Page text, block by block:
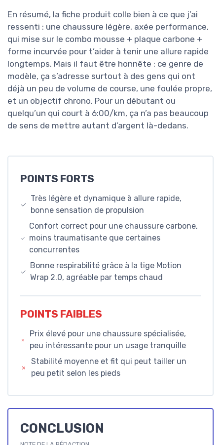
En résumé, la fiche produit colle bien à ce que j’ai
ressenti : une chaussure légère, axée performance,
qui mise sur le combo mousse + plaque carbone +
forme incurvée pour t’aider à tenir une allure rapide
longtemps. Mais il faut être honnête : ce genre de
modèle, ça s’adresse surtout à des gens qui ont
déjà un peu de volume de course, une foulée propre,
et un objectif chrono. Pour un débutant ou
quelqu’un qui court à 6:00/km, ça n’a pas beaucoup
de sens de mettre autant d’argent là-dedans.
POINTS FORTS
Très légère et dynamique à allure rapide,
bonne sensation de propulsion
Confort correct pour une chaussure carbone,
moins traumatisante que certaines
concurrentes
Bonne respirabilité grâce à la tige Motion
Wrap 2.0, agréable par temps chaud
POINTS FAIBLES
Prix élevé pour une chaussure spécialisée,
peu intéressante pour un usage tranquille
Stabilité moyenne et fit qui peut tailler un
peu petit selon les pieds
CONCLUSION